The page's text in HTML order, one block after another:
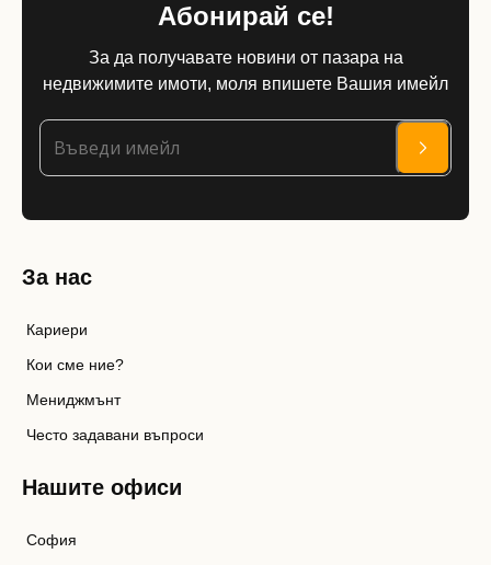
Абонирай се!
За да получавате новини от пазара на
недвижимите имоти, моля впишете Вашия имейл
За нас
Кариери
Кои сме ние?
Мениджмънт
Често задавани въпроси
Нашите офиси
София